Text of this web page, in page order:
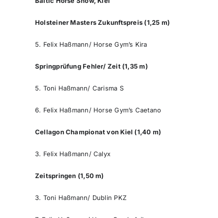
Holsteiner Masters Zukunftspreis (1,25 m)
5. Felix Haßmann/ Horse Gym’s Kira
Springprüfung Fehler/ Zeit (1,35 m)
5. Toni Haßmann/ Carisma S
6. Felix Haßmann/ Horse Gym’s Caetano
Cellagon Championat von Kiel (1,40 m)
3. Felix Haßmann/ Calyx
Zeitspringen (1,50 m)
3. Toni Haßmann/ Dublin PKZ